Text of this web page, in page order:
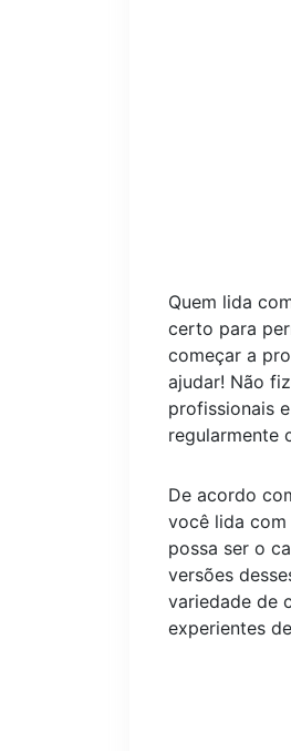
Quem lida
certo para
começar a
ajudar! Não
profissionais
regularmente
De acordo
você lida com
possa ser o
versões
variedade de
experientes